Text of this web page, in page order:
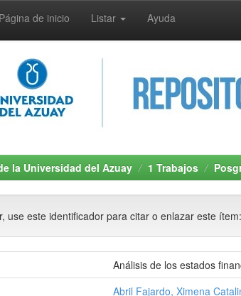
de inicio Listar Ayuda
la Universidad del Azuay 1 Trabajos
use este identificador para citar o enlazar este ítem:
Análisis de los estados
Abril Fajardo, Ximena